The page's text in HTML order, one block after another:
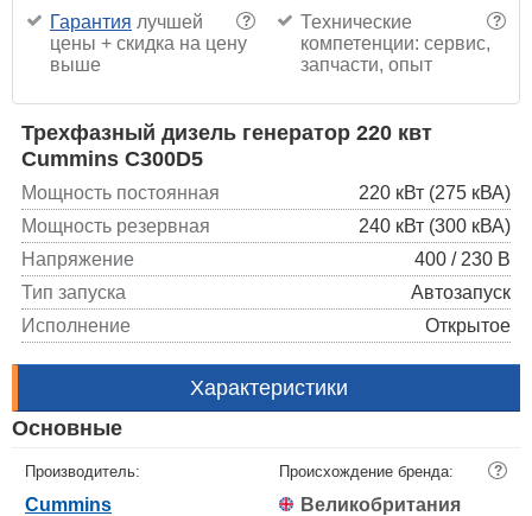
?
Гарантия лучшей
цены + скидка на цену
выше
?
Технические
компетенции: сервис,
запчасти, опыт
Трехфазный дизель генератор 220 квт
Cummins C300D5
Мощность постоянная
220 кВт (275 кВА)
Мощность резервная
240 кВт (300 кВА)
Напряжение
400 / 230 В
Тип запуска
Автозапуск
Исполнение
Открытое
Характеристики
Основные
Производитель:
Cummins
Происхождение бренда: ?
Великобритания